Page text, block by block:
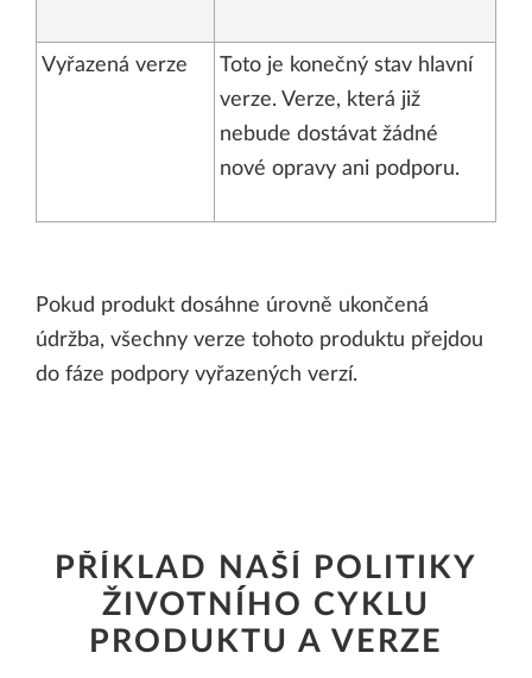
Vyřazená verze
Toto je konečný stav hlavní
verze. Verze, která již
nebude dostávat žádné
nové opravy ani podporu.
Pokud produkt dosáhne úrovně ukončená
údržba, všechny verze tohoto produktu přejdou
do fáze podpory vyřazených verzí.
PŘÍKLAD NAŠÍ POLITIKY
ŽIVOTNÍHO CYKLU
PRODUKTU A VERZE